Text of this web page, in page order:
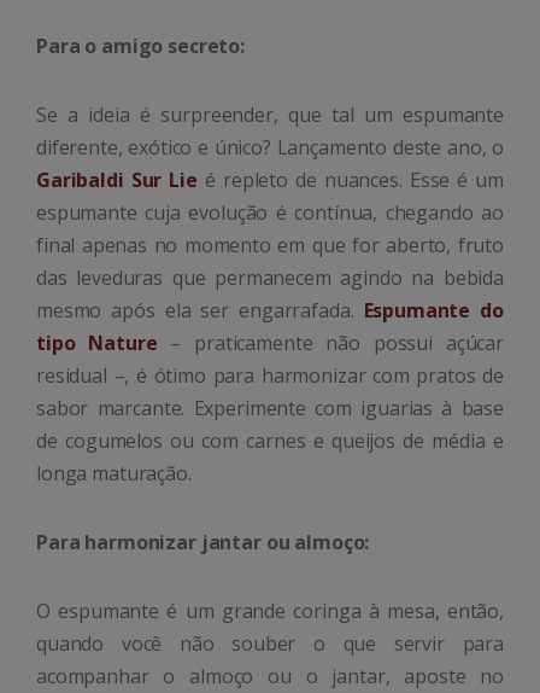
Para o amigo secreto:
Se a ideia é surpreender, que tal um espumante
diferente, exótico e único? Lançamento deste ano, o
Garibaldi Sur Lie é repleto de nuances. Esse é um
espumante cuja evolução é contínua, chegando ao
final apenas no momento em que for aberto, fruto
das leveduras que permanecem agindo na bebida
mesmo após ela ser engarrafada. Espumante do
tipo Nature – praticamente não possui açúcar
residual –, é ótimo para harmonizar com pratos de
sabor marcante. Experimente com iguarias à base
de cogumelos ou com carnes e queijos de média e
longa maturação.
Para harmonizar jantar ou almoço:
O espumante é um grande coringa à mesa, então,
quando você não souber o que servir para
acompanhar o almoço ou o jantar, aposte no